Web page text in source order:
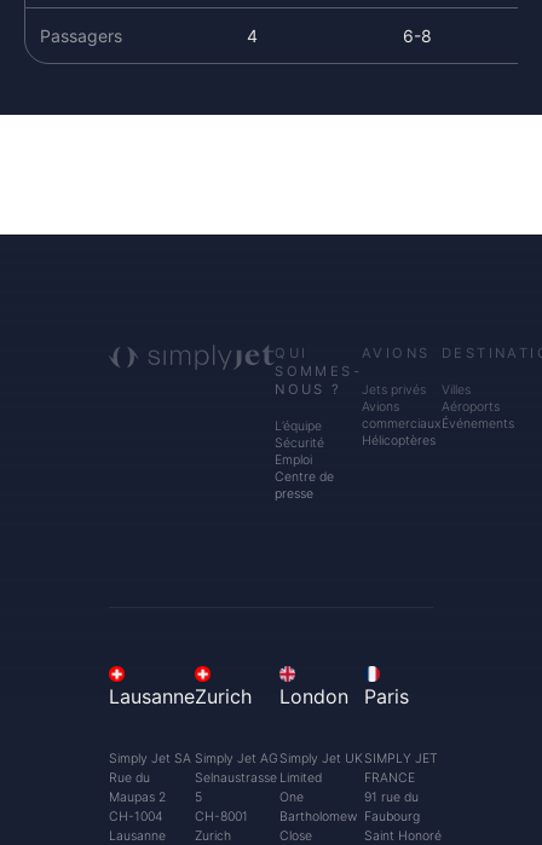
Passagers 4 6-8
QUI
SOMMES-
NOUS ?
L’équipe
Sécurité
Emploi
Centre de
presse
AVIONS
Jets privés
Avions
commerciaux
Hélicoptères
Villes
Aéroports
Événements
Lausanne
Simply Jet SA
Rue du
Maupas 2
CH-1004
Lausanne
Zurich
Simply Jet AG
Selnaustrasse
5
CH-8001
Zurich
London
Simply Jet UK
Limited
One
Bartholomew
Close
Paris
SIMPLY JET
FRANCE
91 rue du
Faubourg
Saint Honoré